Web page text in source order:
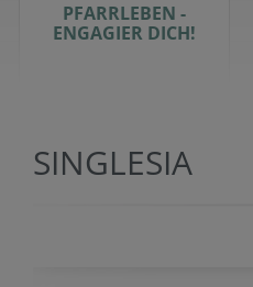
PFARRLEBEN -
ENGAGIER DICH!
SINGLESIA